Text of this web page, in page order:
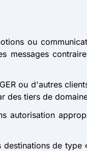
ou
messages
ou d'autres
tiers de
de